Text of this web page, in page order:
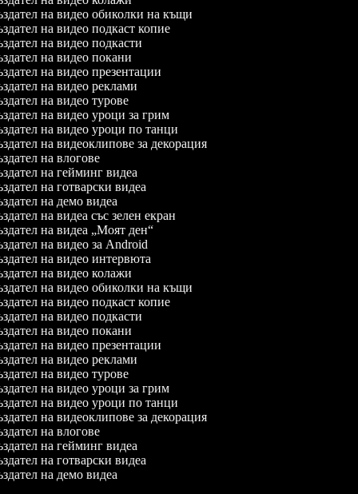
на видео обиколки на къщи
на видео подкаст копие
на видео подкасти
на видео покани
на видео презентации
на видео реклами
на видео турове
на видео уроци за грим
на видео уроци по танци
на видеоклипове за декорация
на влогове
на гейминг видеа
на готварски видеа
на демо видеа
на видеа със зелен екран
на видеа „Моят ден“
на видео за Android
на видео интервюта
на видео колажи
на видео обиколки на къщи
на видео подкаст копие
на видео подкасти
на видео покани
на видео презентации
на видео реклами
на видео турове
на видео уроци за грим
на видео уроци по танци
на видеоклипове за декорация
на влогове
на гейминг видеа
на готварски видеа
на демо видеа